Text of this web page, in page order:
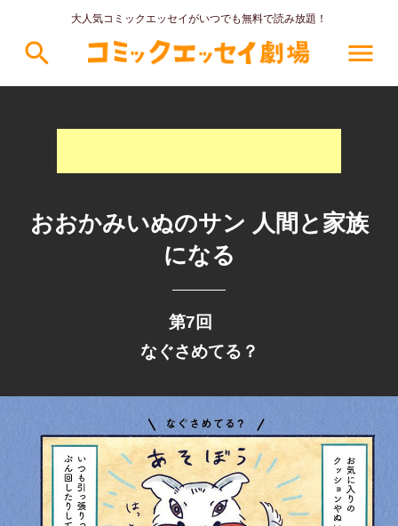
大人気コミックエッセイがいつでも無料で読み放題！
search menu
おおかみいぬのサン 人間と家族
になる
第7回
なぐさめてる？